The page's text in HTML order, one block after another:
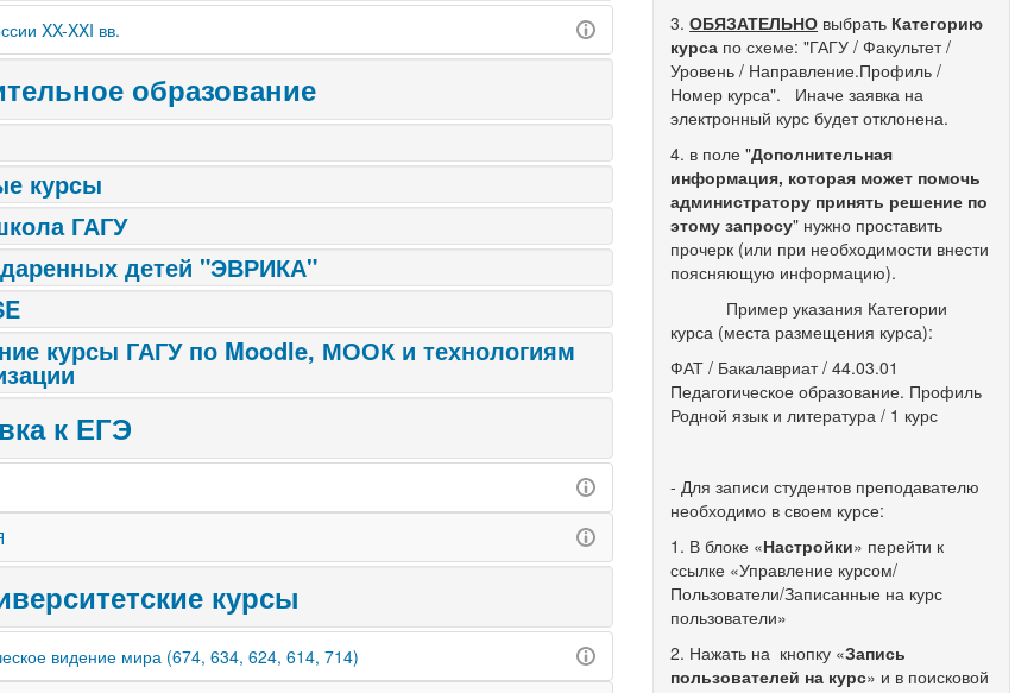
XX-XXI вв.
образование
курсы
ГАГУ
детей "ЭВРИКА"
курсы ГАГУ по Moodle, МООК и технологиям
к ЕГЭ
курсы
видение мира (674, 634, 624, 614, 714)
3.ОБЯЗАТЕЛЬНО выбрать Категорию
курса по схеме: "ГАГУ / Факультет /
Уровень / Направление.Профиль /
Номер курса". Иначе заявка на
электронный курс будет отклонена.
4. в поле "Дополнительная
информация, которая может помочь
администратору принять решение по
этому запросу" нужно проставить
прочерк (или при необходимости внести
поясняющую информацию).
Пример указания Категории
курса (места размещения курса):
ФАТ / Бакалавриат / 44.03.01
Педагогическое образование. Профиль
Родной язык и литература / 1 курс
- Для записи студентов преподавателю
необходимо в своем курсе:
1. В блоке «Настройки» перейти к
ссылке «Управление курсом/
Пользователи/Записанные на курс
пользователи»
2. Нажать на кнопку «Запись
пользователей на курс» и в поисковой